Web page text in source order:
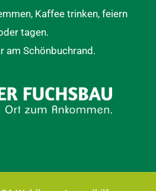
Kaffee trinken, feiern
tagen.
am Schönbuchrand.